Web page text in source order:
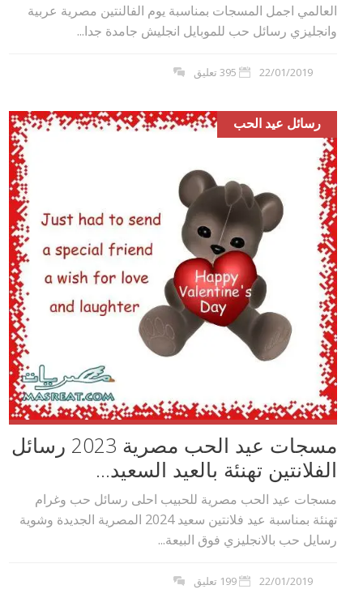
العالمي اجمل المسجات بمناسبة يوم الفالنتين مصرية عربية
وانجليزي رسائل حب للموبايل انجليش جامدة جدا...
22/01/2019 395 تعليق
رسائل عيد الحب
مسجات عيد الحب مصرية 2023 رسائل
الفلانتين تهنئة بالعيد السعيد...
مسجات عيد الحب مصرية للحبيب احلى رسائل حب وغرام
تهنئة بمناسبة عيد فلانتين سعيد 2024 المصرية الجديدة وشوية
رسايل حب بالانجليزي فوق البيعة...
22/01/2019 199 تعليق